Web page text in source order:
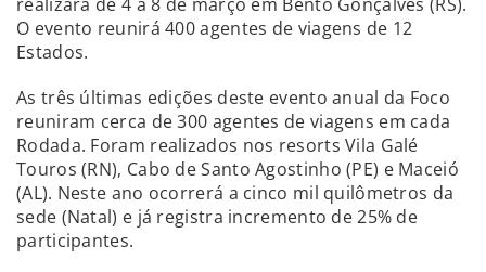
O evento reunirá 400 agentes de viagens de 12
Estados.
As três últimas edições deste evento anual da Foco
reuniram cerca de 300 agentes de viagens em cada
Rodada. Foram realizados nos resorts Vila Galé
Touros (RN), Cabo de Santo Agostinho (PE) e Maceió
(AL). Neste ano ocorrerá a cinco mil quilômetros da
sede (Natal) e já registra incremento de 25% de
participantes.